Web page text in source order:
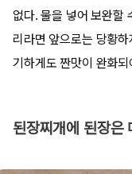
없다. 물을 넣어 보완할
리라면 앞으로는 당황
기하게도 짠맛이 완화
된장찌개에 된장은